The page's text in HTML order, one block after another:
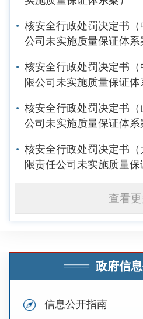
核安全行政处罚决定书
公司未实施质量保证体系
核安全行政处罚决定书
限公司未实施质量保证体
核安全行政处罚决定书
公司未实施质量保证体系
核安全行政处罚决定书
限责任公司未实施质量保
查看
政府信
信息公开指南